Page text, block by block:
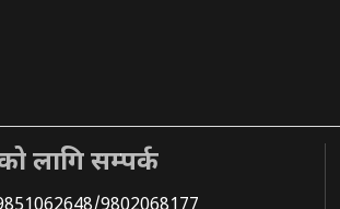
लागि सम्पर्क